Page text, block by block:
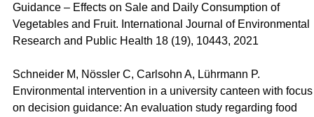
Guidance – Effects on Sale and Daily Consumption of
Vegetables and Fruit. International Journal of Environmental
Research and Public Health 18 (19), 10443, 2021
Schneider M, Nössler C, Carlsohn A, Lührmann P.
Environmental intervention in a university canteen with focus
on decision guidance: An evaluation study regarding food